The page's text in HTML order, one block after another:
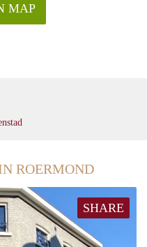
MAP
ROERMOND
SHARE